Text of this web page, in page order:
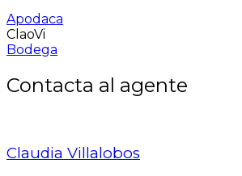
Apodaca
ClaoVi
Bodega
Contacta al agente
Claudia Villalobos